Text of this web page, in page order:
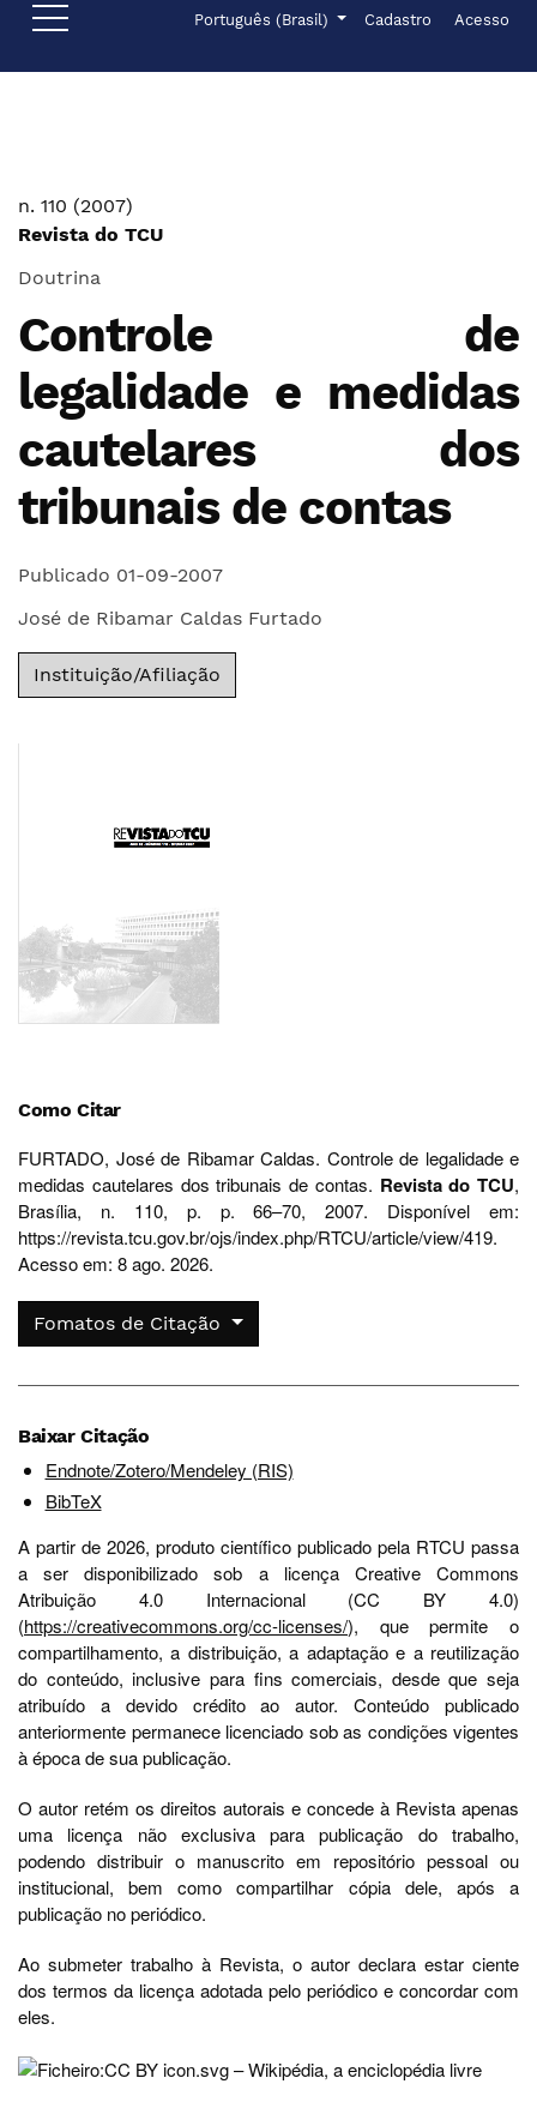
Ir para o menu de navegação principal
Ir para o conteúdo principal
Ir para o rodapé Idioma
Português (Brasil)
Menu de Cadastro Acesso
n. 110 (2007)
Revista do TCU
Doutrina
Controle de
legalidade e medidas
cautelares dos
tribunais de contas
Publicado 01-09-2007
José de Ribamar Caldas Furtado
Instituição/Afiliação
Como Citar
FURTADO, José de Ribamar Caldas. Controle de legalidade e
medidas cautelares dos tribunais de contas. Revista do TCU,
Brasília, n. 110, p. p. 66–70, 2007. Disponível em:
https://revista.tcu.gov.br/ojs/index.php/RTCU/article/view/419.
Acesso em: 8 ago. 2026.
Fomatos de Citação
Baixar Citação
Endnote/Zotero/Mendeley (RIS)
BibTeX
A partir de 2026, produto científico publicado pela RTCU passa
a ser disponibilizado sob a licença Creative Commons
Atribuição 4.0 Internacional (CC BY 4.0)
(https://creativecommons.org/cc-licenses/), que permite o
compartilhamento, a distribuição, a adaptação e a reutilização
do conteúdo, inclusive para fins comerciais, desde que seja
atribuído a devido crédito ao autor. Conteúdo publicado
anteriormente permanece licenciado sob as condições vigentes
à época de sua publicação.
O autor retém os direitos autorais e concede à Revista apenas
uma licença não exclusiva para publicação do trabalho,
podendo distribuir o manuscrito em repositório pessoal ou
institucional, bem como compartilhar cópia dele, após a
publicação no periódico.
Ao submeter trabalho à Revista, o autor declara estar ciente
dos termos da licença adotada pelo periódico e concordar com
eles.